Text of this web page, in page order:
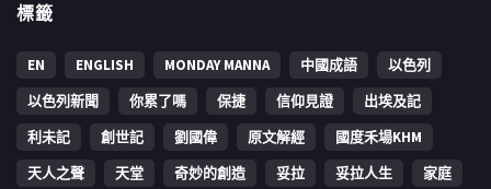
標籤
EN ENGLISH MONDAY MANNA 中國成語
以色列
以色列新聞
你累了嗎 保捷 信仰見證
出埃及記
利未記
創世記 劉國偉 原文解經
國度禾場KHM
天人之聲
天堂 奇妙的創造 妥拉 妥拉人生
家庭